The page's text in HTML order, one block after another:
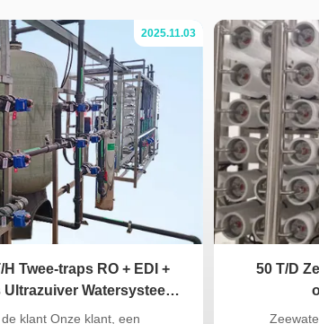
2025.11.03
Twee-traps RO + EDI +
Ultrazuiver Watersysteem
Ion Batterij Industrie
klant Onze klant, een
50 T/D